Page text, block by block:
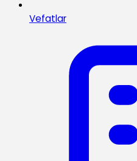
Vefatlar